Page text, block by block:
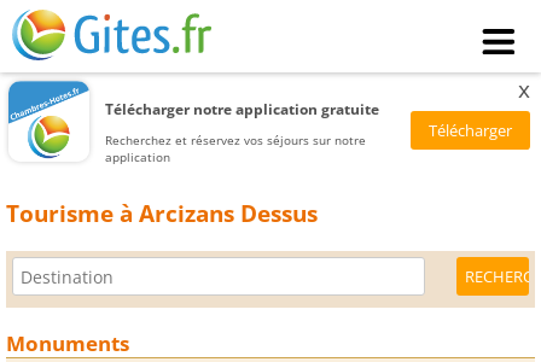
Télécharger notre application gratuite
Recherchez et réservez vos séjours sur notre
application
x
Tourisme à Arcizans Dessus
Monuments